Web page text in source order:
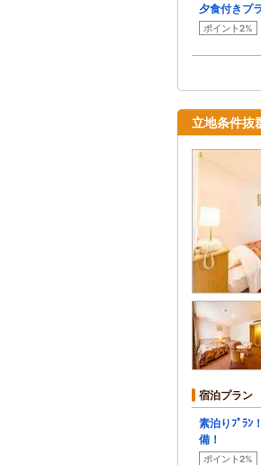
夕食付きプ
ポイント2%
立地条件抜
宿泊プラン
素泊りﾌﾟﾗ
備！
ポイント2%